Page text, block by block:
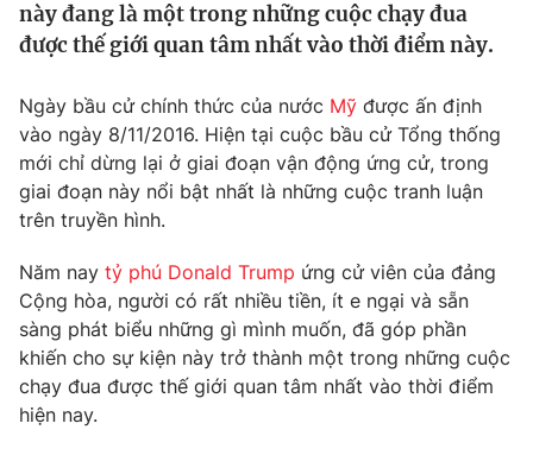
Thế giới
Thế giới đó đây
Câu chuyện quốc tế
Kinh tế
Tài chính
Thị trường
Dữ liệu và đời sống
Phim VTV
Hậu trường
Nhân vật
Giải trí
Điện ảnh
Âm nhạc
Đời sống
Du lịch
này đang là một trong những cuộc chạy đua
được thế giới quan tâm nhất vào thời điểm này.
Ngày bầu cử chính thức của nước Mỹ được ấn định
vào ngày 8/11/2016. Hiện tại cuộc bầu cử Tổng thống
mới chỉ dừng lại ở giai đoạn vận động ứng cử, trong
giai đoạn này nổi bật nhất là những cuộc tranh luận
trên truyền hình.
Năm nay tỷ phú Donald Trump ứng cử viên của đảng
Cộng hòa, người có rất nhiều tiền, ít e ngại và sẵn
sàng phát biểu những gì mình muốn, đã góp phần
khiến cho sự kiện này trở thành một trong những cuộc
chạy đua được thế giới quan tâm nhất vào thời điểm
hiện nay.